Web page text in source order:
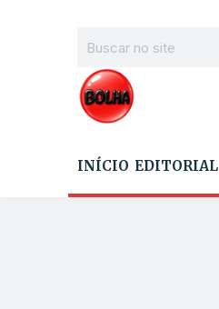
INÍCIO EDITORIAL